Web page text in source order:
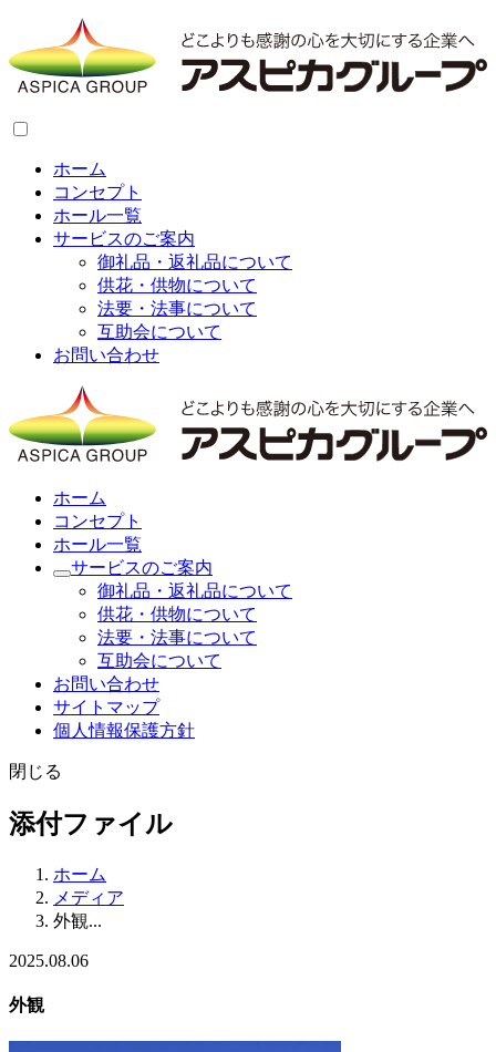
ホーム
コンセプト
ホール一覧
サービスのご案内
御礼品・返礼品について
供花・供物について
法要・法事について
互助会について
お問い合わせ
ホーム
コンセプト
ホール一覧
サービスのご案内
御礼品・返礼品について
供花・供物について
法要・法事について
互助会について
お問い合わせ
サイトマップ
個人情報保護方針
閉じる
添付ファイル
ホーム
メディア
外観...
2025.08.06
外観